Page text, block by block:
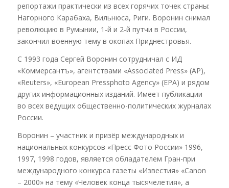
репортажи практически из всех горячих точек страны:
Нагорного Карабаха, Вильнюса, Риги. Воронин снимал
революцию в Румынии, 1-й и 2-й путчи в России,
закончил военную тему в окопах Приднестровья.
С 1993 года Сергей Воронин сотрудничал с ИД
«Коммерсантъ», агентствами «Associated Press» (AP),
«Reuters», «European Pressphoto Agency» (EPA) и рядом
других информационных изданий. Имеет публикации
во всех ведущих общественно-политических журналах
России.
Воронин – участник и призёр международных и
национальных конкурсов «Пресс Фото России» 1996,
1997, 1998 годов, является обладателем Гран-при
международного конкурса газеты «Известия» «Canon
– 2000» на тему «Человек конца тысячелетия», а